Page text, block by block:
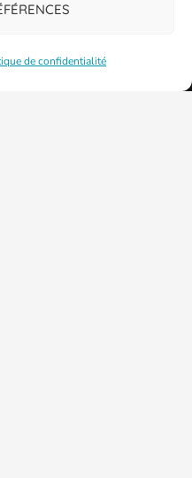
de confidentialité